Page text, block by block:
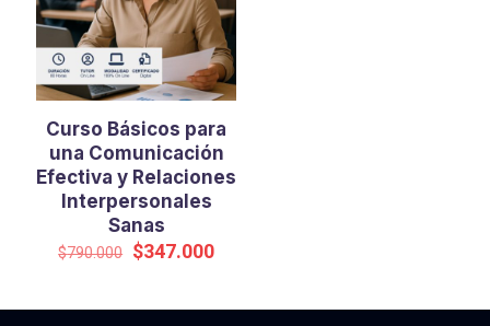
Curso Básicos para
una Comunicación
Efectiva y Relaciones
Interpersonales
Sanas
$790.000 El
era:
$347.000El
es: